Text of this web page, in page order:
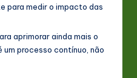
para medir o impacto das
aprimorar ainda mais o
processo contínuo, não